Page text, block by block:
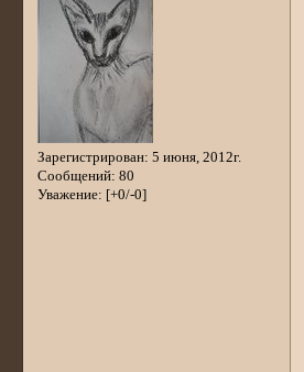
Зарегистрирован: 5 июня, 2012г.
Сообщений: 80
Уважение: [+0/-0]